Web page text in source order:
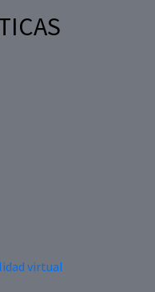
virtual